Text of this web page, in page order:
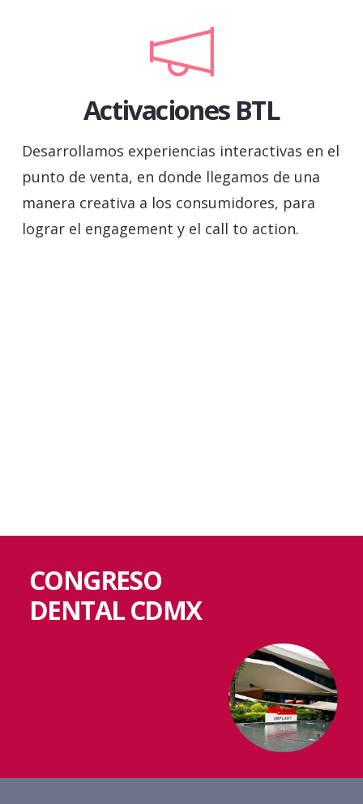
Activaciones BTL
Desarrollamos experiencias interactivas en el
punto de venta, en donde llegamos de una
manera creativa a los consumidores, para
lograr el engagement y el call to action.
CONGRESO
DENTAL CDMX